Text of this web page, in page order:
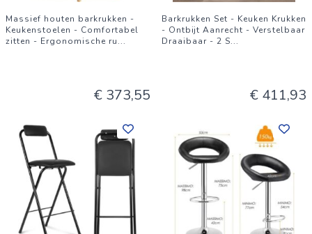
Massief houten barkrukken -
Keukenstoelen - Comfortabel
zitten - Ergonomische ru...
€ 373,55
Barkrukken Set - Keuken Krukken
- Ontbijt Aanrecht - Verstelbaar
Draaibaar - 2 S...
€ 411,93